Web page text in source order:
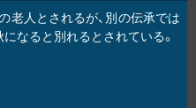
老人とされるが、別の伝承では
なると別れるとされている。